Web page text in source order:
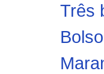
Três